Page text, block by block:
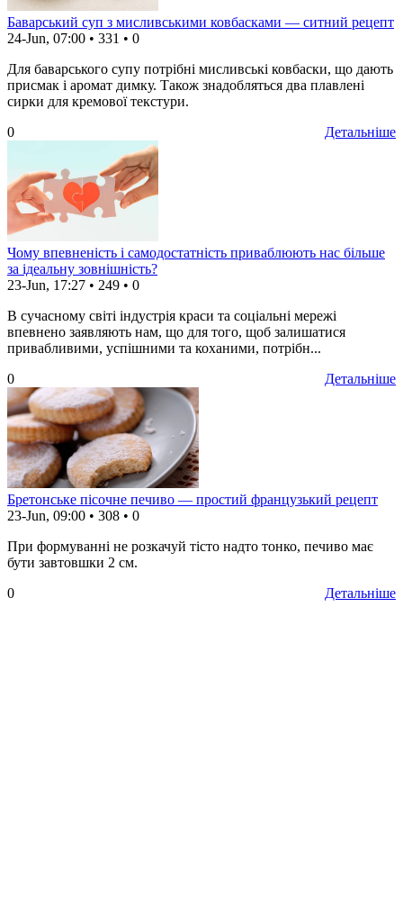
Баварський суп з мисливськими ковбасками — ситний рецепт
24-Jun, 07:00 • 331 • 0
Для баварського супу потрібні мисливські ковбаски, що дають
присмак і аромат димку. Також знадобляться два плавлені
сирки для кремової текстури.
Детальніше
0
Чому впевненість і самодостатність приваблюють нас більше
за ідеальну зовнішність?
23-Jun, 17:27 • 249 • 0
В сучасному світі індустрія краси та соціальні мережі
впевнено заявляють нам, що для того, щоб залишатися
привабливими, успішними та коханими, потрібн...
Детальніше
0
Бретонське пісочне печиво — простий французький рецепт
23-Jun, 09:00 • 308 • 0
При формуванні не розкачуй тісто надто тонко, печиво має
бути завтовшки 2 см.
Детальніше
0